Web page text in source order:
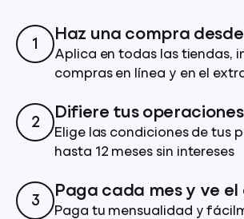
1
Haz una compra desde
Aplica en todas las tiendas,
compras en línea y en el
2
Difiere tus
Elige las condiciones de tus
hasta 12 meses sin intereses
3
Paga cada mes y ve
Paga tu mensualidad y